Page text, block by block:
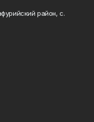
район, с.